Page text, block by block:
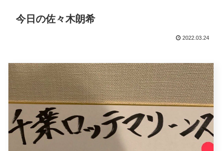
今日の佐々木朗希
2022.03.24